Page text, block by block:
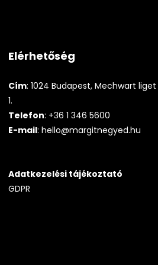
Elérhetőség
Cím: 1024 Budapest, Mechwart liget
1.
Telefon: +36 1 346 5600
E-mail: hello@margitnegyed.hu
Adatkezelési tájékoztató
GDPR